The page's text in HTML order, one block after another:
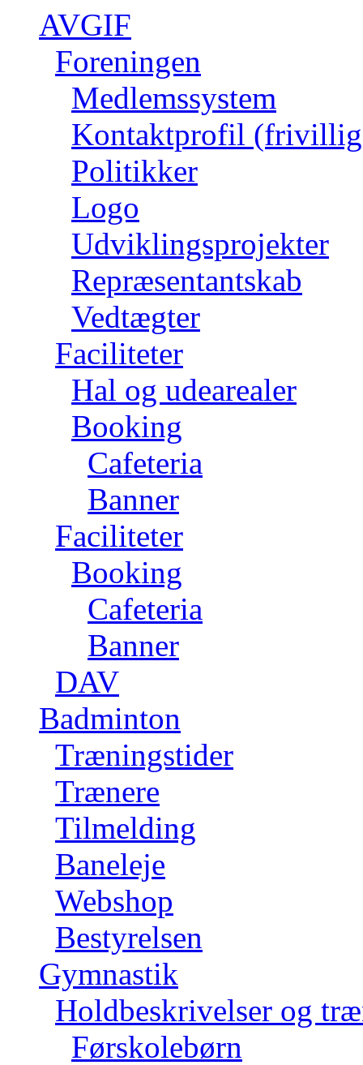
AVGIF
Foreningen
Medlemssystem
Kontaktprofil
Politikker
Logo
Udviklingsprojekter
Repræsentantskab
Vedtægter
Faciliteter
Hal og udearealer
Booking
Cafeteria
Banner
Faciliteter
Booking
Cafeteria
Banner
DAV
Badminton
Træningstider
Trænere
Tilmelding
Baneleje
Webshop
Bestyrelsen
Gymnastik
Holdbeskrivelser og
Førskolebørn